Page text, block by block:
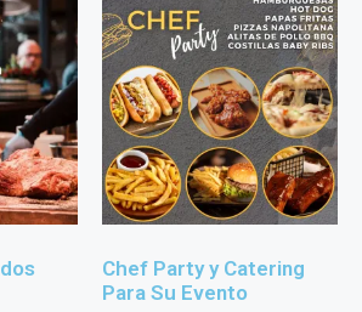
Chef Party y Catering
Para Su Evento